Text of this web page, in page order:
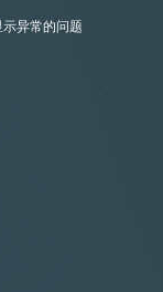
异常的问题